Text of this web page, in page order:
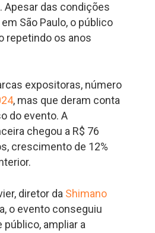
Apesar das condições
São Paulo, o público
repetindo os anos
expositoras, número
, mas que deram conta
do evento. A
chegou a R$ 76
crescimento de 12%
diretor da Shimano
o evento conseguiu
ampliar a